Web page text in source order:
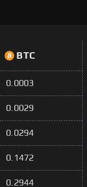
BTC
0.0003
0.0029
0.0294
0.1472
0.2944